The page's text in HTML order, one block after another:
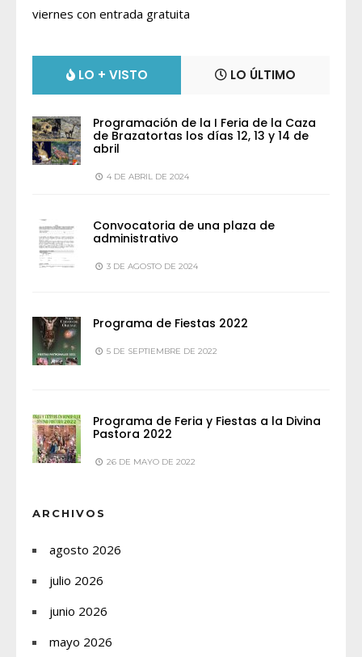
viernes con entrada gratuita
LO + VISTO LO ÚLTIMO
Programación de la I Feria de la Caza
de Brazatortas los días 12, 13 y 14 de
abril
4 DE ABRIL DE 2024
Convocatoria de una plaza de
administrativo
3 DE AGOSTO DE 2024
Programa de Fiestas 2022
5 DE SEPTIEMBRE DE 2022
Programa de Feria y Fiestas a la Divina
Pastora 2022
26 DE MAYO DE 2022
ARCHIVOS
agosto 2026
julio 2026
junio 2026
mayo 2026